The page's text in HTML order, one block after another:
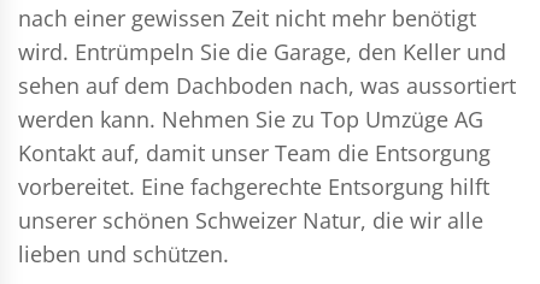
nach einer gewissen Zeit nicht mehr benötigt
wird. Entrümpeln Sie die Garage, den Keller und
sehen auf dem Dachboden nach, was aussortiert
werden kann. Nehmen Sie zu Top Umzüge AG
Kontakt auf, damit unser Team die Entsorgung
vorbereitet. Eine fachgerechte Entsorgung hilft
unserer schönen Schweizer Natur, die wir alle
lieben und schützen.